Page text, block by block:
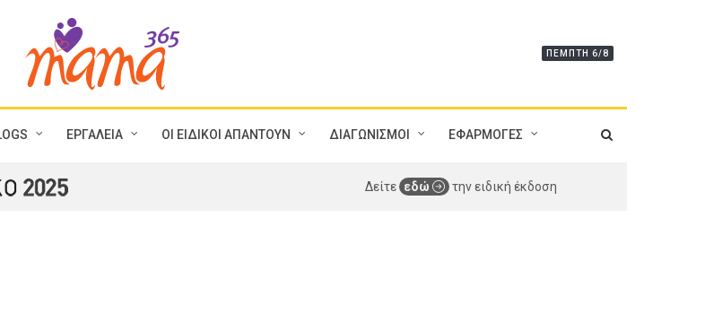
ΠΈΜΠΤΗ 6/8
ΕΡΓΑΛΕΙΑ ΟΙ ΕΙΔΙΚΟΙ ΑΠΑΝΤΟΥΝ ΔΙΑΓΩΝΙΣΜΟΙ ΕΦΑΡΜΟΓΕΣ
Δείτε εδώ την ειδική έκδοση